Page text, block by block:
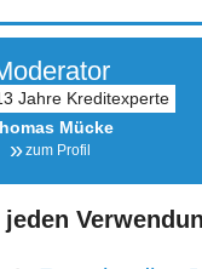
Mücke
zum Profil